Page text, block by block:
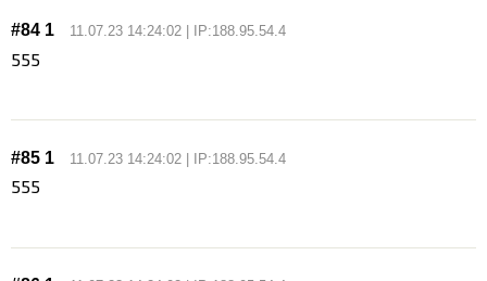
#84 1 11.07.23 14:24:02 | IP:188.95.54.4
555
#85 1 11.07.23 14:24:02 | IP:188.95.54.4
555